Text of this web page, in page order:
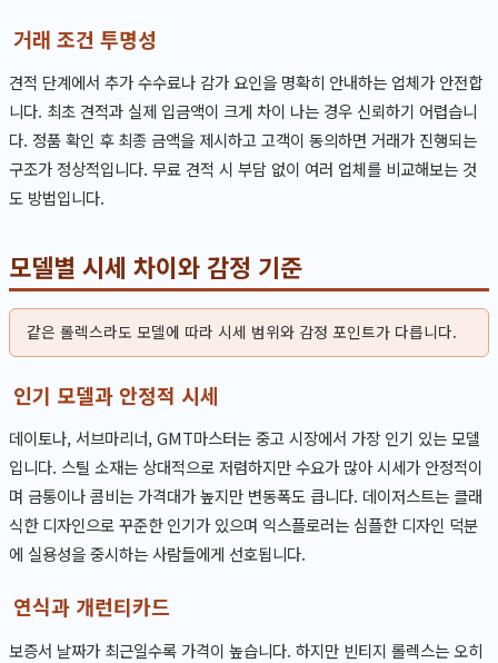
거래 조건 투명성
견적 단계에서 추가 수수료나 감가 요인을 명확히 안내하는 업체가 안전합
니다. 최초 견적과 실제 입금액이 크게 차이 나는 경우 신뢰하기 어렵습니
다. 정품 확인 후 최종 금액을 제시하고 고객이 동의하면 거래가 진행되는
구조가 정상적입니다. 무료 견적 시 부담 없이 여러 업체를 비교해보는 것
도 방법입니다.
모델별 시세 차이와 감정 기준
같은 롤렉스라도 모델에 따라 시세 범위와 감정 포인트가 다릅니다.
인기 모델과 안정적 시세
데이토나, 서브마리너, GMT마스터는 중고 시장에서 가장 인기 있는 모델
입니다. 스틸 소재는 상대적으로 저렴하지만 수요가 많아 시세가 안정적이
며 금통이나 콤비는 가격대가 높지만 변동폭도 큽니다. 데이저스트는 클래
식한 디자인으로 꾸준한 인기가 있으며 익스플로러는 심플한 디자인 덕분
에 실용성을 중시하는 사람들에게 선호됩니다.
연식과 개런티카드
보증서 날짜가 최근일수록 가격이 높습니다. 하지만 빈티지 롤렉스는 오히